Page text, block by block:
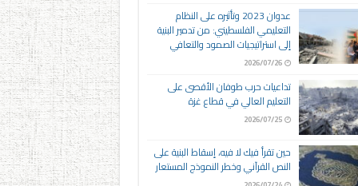
عدوان 2023 وتأثيره على النظام
التعليمي الفلسطيني: من تدمير البنية
إلى استراتيجيات الصمود والتعافي
2026/07/26
تداعيات حرب طوفان الأقصى على
التعليم العالي في قطاع غزة
2026/07/25
حين تقرأ فيك لا فيه، إسقاط البنية على
النص القرآني وخطر النموذج المستعار